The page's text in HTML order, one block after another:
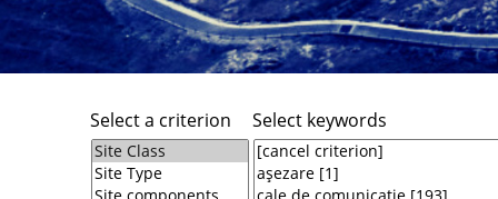
Select a criterion Select keywords